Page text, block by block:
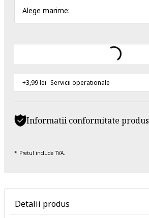
Alege marime:
+3,99 lei Servicii operationale
Informatii conformitate produs
Pretul include TVA.
Detalii produs